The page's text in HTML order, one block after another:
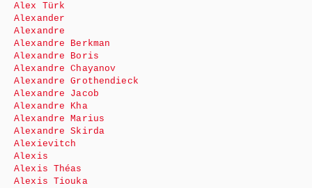
Alex Türk
Alexander
Alexandre
Alexandre Berkman
Alexandre Boris
Alexandre Chayanov
Alexandre Grothendieck
Alexandre Jacob
Alexandre Kha
Alexandre Marius
Alexandre Skirda
Alexievitch
Alexis
Alexis Théas
Alexis Tiouka